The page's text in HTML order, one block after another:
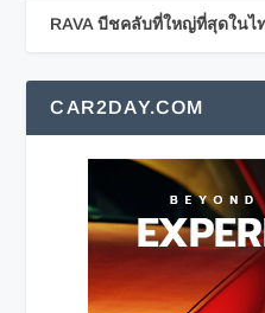
RAVA บีชคลับที่ใหญ่ที่สุดในไ
CAR2DAY.COM